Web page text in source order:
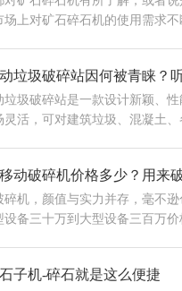
场上对矿石碎石机的使用需求
垃圾破碎站因何被青睐？
垃圾破碎站是一款设计新颖、
灵活，可对建筑垃圾、混凝土
动破碎机价格多少？用来
碎机，颜值与实力并存，毫不
设备三十万到大型设备三百万
子机-碎石就是这么便捷